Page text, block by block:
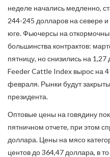
неделе начались медленно,
244-245 долларов на севере
юге. Фьючерсы на
большинства контрактов:
пятницу, но снизились на
Feeder Cattle Index вырос на
февраля. Рынки будут
президента.
Оптовые цены на говядину
пятничном отчете, при этом
доллара. Цены на мясо
центов до 364,47 доллара, в